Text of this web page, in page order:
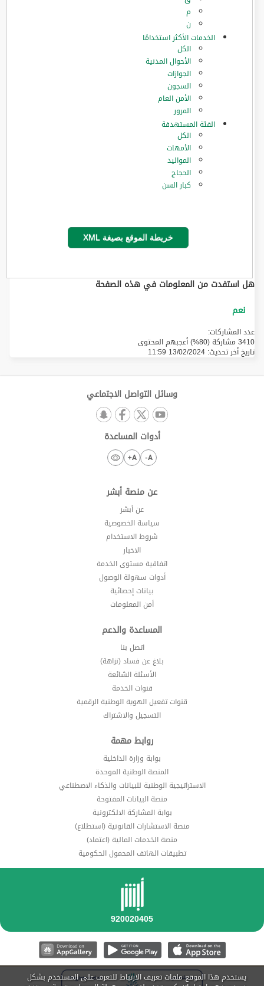
م
ن
الخدمات الأكثر استخدامًا
الكل
الأحوال المدنية
الجوازات
السجون
الأمن العام
المرور
الفئة المستهدفة
الكل
الأمهات
المواليد
الحجاج
كبار السن
خريطة الموقع بصيغة XML
هل استفدت من المعلومات في هذه الصفحة
عدد المشاركات:
3410 مشاركة (80%) أعجبهم المحتوى
تاريخ أخر تحديث: 13/02/2024 11:59
وسائل التواصل الاجتماعي
أدوات المساعدة
A-
A+
عن منصة أبشر
عن أبشر
سياسة الخصوصية
شروط الاستخدام
الاخبار
اتفاقية مستوى الخدمة
أدوات سهولة الوصول
بيانات إحصائية
أمن المعلومات
المساعدة والدعم
اتصل بنا
بلاغ عن فساد (نزاهة)
الأسئلة الشائعة
قنوات الخدمة
قنوات تفعيل الهوية الوطنية الرقمية
التسجيل والاشتراك
روابط مهمة
بوابة وزارة الداخلية
المنصة الوطنية الموحدة
الاستراتيجية الوطنية للبيانات والذكاء الاصطناعي
منصة البيانات المفتوحة
بوابة المشاركة الالكترونية
منصة الاستشارات القانونية (استطلاع)
منصة الخدمات المالية (اعتماد)
تطبيقات الهاتف المحمول الحكومية
يستخدم هذا الموقع ملفات تعريف الارتباط للتعرف على المستخدم بشكل